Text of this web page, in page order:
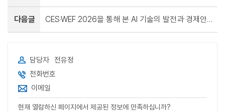
다음글 CES·WEF 2026을 통해 본 AI 기술의 발전과 경제안보외교적 시사점
담당자 전유정
전화번호
이메일
현재 열람하신 페이지에서 제공된 정보에 만족하십니까?